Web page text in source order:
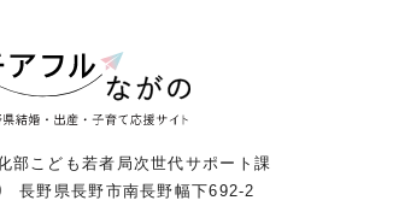
部こども若者局次世代サポート課
長野県長野市南長野幅下692-2